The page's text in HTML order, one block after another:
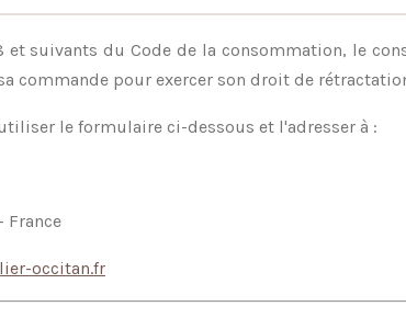
et suivants du Code de la consommation, le
commande pour exercer son droit de
le formulaire ci-dessous et l'adresser à :
France
occitan.fr